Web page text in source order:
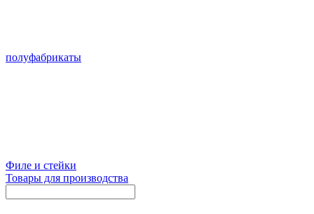
полуфабрикаты
Филе и стейки
Товары для производства